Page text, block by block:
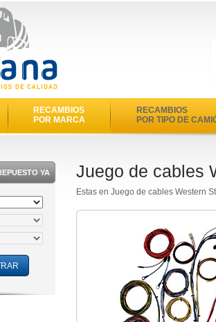
RECAMBIOS
POR MARCA
RECAMBIOS
POR TIPO DE
YA Juego de cables
Estas en Juego de cables Western